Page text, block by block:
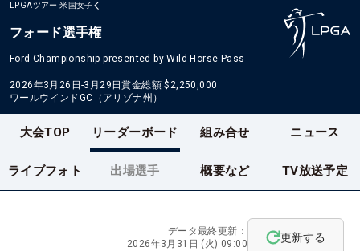
LPGAツアー 米国女子
フォード選手権
Ford Championship presented by Wild Horse Pass
2026年3月26日-3月29日賞金総額 $2,250,000
ワールウインドGC（アリゾナ州）
大会TOP リーダーボード 組み合せ ニュース
ライブフォト 出場選手 概要など TV放送予定
データ最終更新：
2026年3月31日 (火) 09:00
更新する